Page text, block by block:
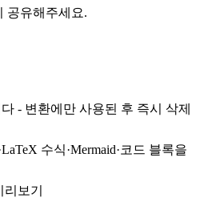
공유해주세요.
- 변환에만 사용된 후 즉시 삭제
수식·Mermaid·코드 블록을
보기